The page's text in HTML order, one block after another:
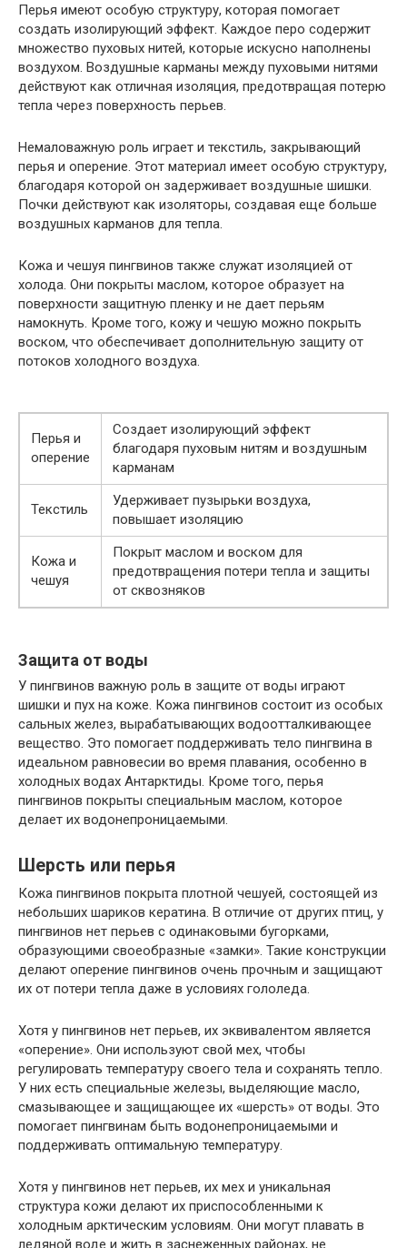
Перья имеют особую структуру, которая помогает
создать изолирующий эффект. Каждое перо содержит
множество пуховых нитей, которые искусно наполнены
воздухом. Воздушные карманы между пуховыми нитями
действуют как отличная изоляция, предотвращая потерю
тепла через поверхность перьев.
Немаловажную роль играет и текстиль, закрывающий
перья и оперение. Этот материал имеет особую структуру,
благодаря которой он задерживает воздушные шишки.
Почки действуют как изоляторы, создавая еще больше
воздушных карманов для тепла.
Кожа и чешуя пингвинов также служат изоляцией от
холода. Они покрыты маслом, которое образует на
поверхности защитную пленку и не дает перьям
намокнуть. Кроме того, кожу и чешую можно покрыть
воском, что обеспечивает дополнительную защиту от
потоков холодного воздуха.
Перья и
оперение
Создает изолирующий эффект
благодаря пуховым нитям и воздушным
карманам
Текстиль
Удерживает пузырьки воздуха,
повышает изоляцию
Кожа и
чешуя
Покрыт маслом и воском для
предотвращения потери тепла и защиты
от сквозняков
Защита от воды
У пингвинов важную роль в защите от воды играют
шишки и пух на коже. Кожа пингвинов состоит из особых
сальных желез, вырабатывающих водоотталкивающее
вещество. Это помогает поддерживать тело пингвина в
идеальном равновесии во время плавания, особенно в
холодных водах Антарктиды. Кроме того, перья
пингвинов покрыты специальным маслом, которое
делает их водонепроницаемыми.
Шерсть или перья
Кожа пингвинов покрыта плотной чешуей, состоящей из
небольших шариков кератина. В отличие от других птиц, у
пингвинов нет перьев с одинаковыми бугорками,
образующими своеобразные «замки». Такие конструкции
делают оперение пингвинов очень прочным и защищают
их от потери тепла даже в условиях гололеда.
Хотя у пингвинов нет перьев, их эквивалентом является
«оперение». Они используют свой мех, чтобы
регулировать температуру своего тела и сохранять тепло.
У них есть специальные железы, выделяющие масло,
смазывающее и защищающее их «шерсть» от воды. Это
помогает пингвинам быть водонепроницаемыми и
поддерживать оптимальную температуру.
Хотя у пингвинов нет перьев, их мех и уникальная
структура кожи делают их приспособленными к
холодным арктическим условиям. Они могут плавать в
ледяной воде и жить в заснеженных районах, не